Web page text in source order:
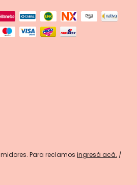
Para reclamos ingresá acá. /